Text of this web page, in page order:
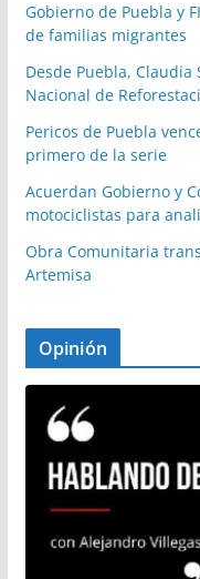
Gobierno de Puebla y
de familias migrantes
Desde Puebla,
Nacional de
Pericos de Puebla
primero de la serie
Acuerdan Gobierno y
motociclistas para
Obra Comunitaria
Artemisa
Opinión